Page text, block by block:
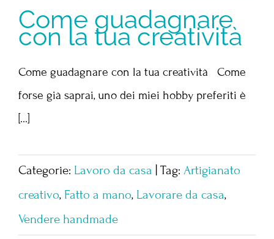
Come guadagnare
con la tua creatività
Come guadagnare con la tua creatività Come
forse già saprai, uno dei miei hobby preferiti è
[...]
Categorie: Lavoro da casa Tag: Artigianato
creativo, Fatto a mano, Lavorare da casa,
Vendere handmade